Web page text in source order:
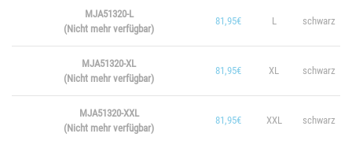
MJA51320-L
(Nicht mehr verfügbar)
81,95€ L schwarz
MJA51320-XL
(Nicht mehr verfügbar)
81,95€ XL schwarz
MJA51320-XXL
(Nicht mehr verfügbar)
81,95€ XXL schwarz